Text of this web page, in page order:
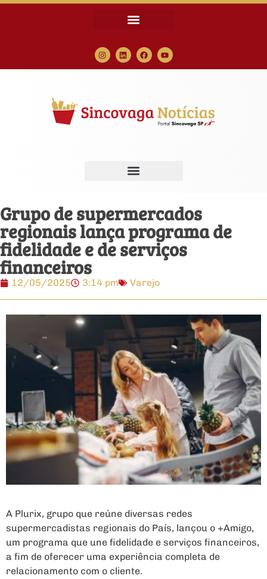
Grupo de supermercados
regionais lança programa de
fidelidade e de serviços
financeiros
12/05/2025 3:14 pm Varejo
A Plurix, grupo que reúne diversas redes
supermercadistas regionais do País, lançou o +Amigo,
um programa que une fidelidade e serviços financeiros,
a fim de oferecer uma experiência completa de
relacionamento com o cliente.